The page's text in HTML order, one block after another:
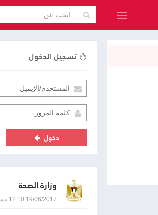
تسجيل الدخول
دخول
وزارة الصحة
19/06/2017 12:10 مساءً